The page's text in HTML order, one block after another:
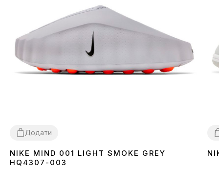
Додати
3637 38 39 40 41 42 434445
NIKE MIND 001 LIGHT SMOKE GREY
HQ4307-003